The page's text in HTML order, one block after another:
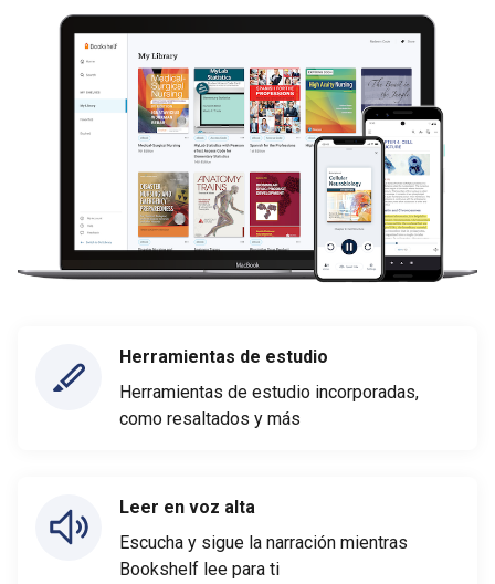
Herramientas de estudio
Herramientas de estudio incorporadas,
como resaltados y más
Leer en voz alta
Escucha y sigue la narración mientras
Bookshelf lee para ti